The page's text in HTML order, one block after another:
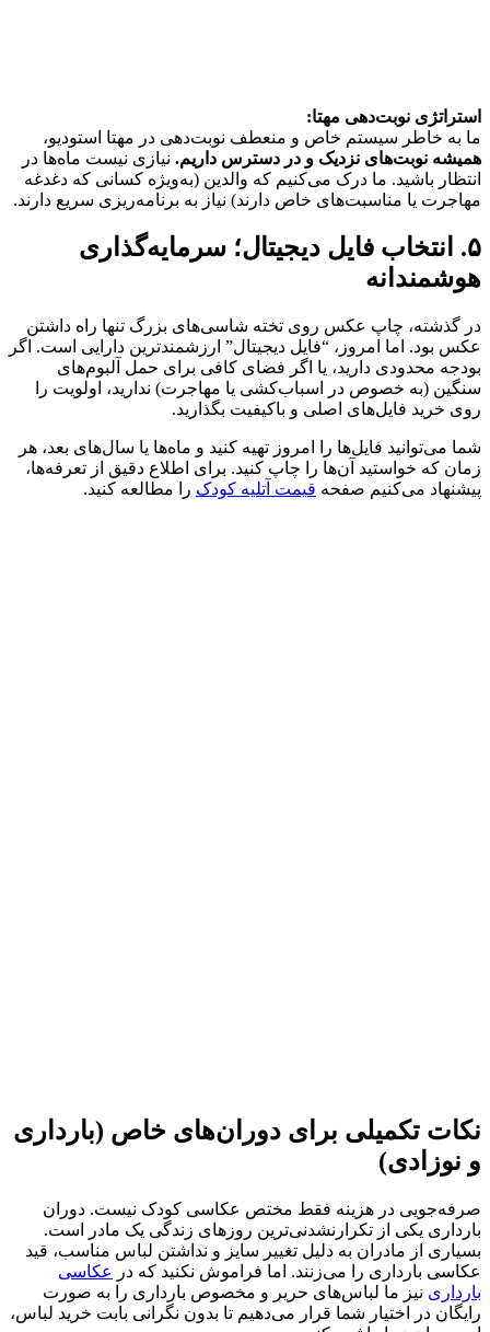
استراتژی نوبت‌دهی مهتا:
ما به خاطر سیستم خاص و منعطف نوبت‌دهی در مهتا استودیو،
همیشه نوبت‌های نزدیک و در دسترس داریم. نیازی نیست ماه‌ها در
انتظار باشید. ما درک می‌کنیم که والدین (به‌ویژه کسانی که دغدغه
مهاجرت یا مناسبت‌های خاص دارند) نیاز به برنامه‌ریزی سریع دارند.
۵. انتخاب فایل دیجیتال؛ سرمایه‌گذاری
هوشمندانه
در گذشته، چاپ عکس روی تخته شاسی‌های بزرگ تنها راه داشتن
عکس بود. اما امروز، “فایل دیجیتال” ارزشمندترین دارایی است. اگر
بودجه محدودی دارید، یا اگر فضای کافی برای حمل آلبوم‌های
سنگین (به خصوص در اسباب‌کشی یا مهاجرت) ندارید، اولویت را
روی خرید فایل‌های اصلی و باکیفیت بگذارید.
شما می‌توانید فایل‌ها را امروز تهیه کنید و ماه‌ها یا سال‌های بعد، هر
زمان که خواستید آن‌ها را چاپ کنید. برای اطلاع دقیق از تعرفه‌ها،
پیشنهاد می‌کنیم صفحه قیمت آتلیه کودک را مطالعه کنید.
نکات تکمیلی برای دوران‌های خاص (بارداری
و نوزادی)
صرفه‌جویی در هزینه فقط مختص عکاسی کودک نیست. دوران
بارداری یکی از تکرارنشدنی‌ترین روزهای زندگی یک مادر است.
بسیاری از مادران به دلیل تغییر سایز و نداشتن لباس مناسب، قید
عکاسی بارداری را می‌زنند. اما فراموش نکنید که در
عکاسی
بارداری نیز ما لباس‌های حریر و مخصوص بارداری را به صورت
رایگان در اختیار شما قرار می‌دهیم تا بدون نگرانی بابت خرید لباس،